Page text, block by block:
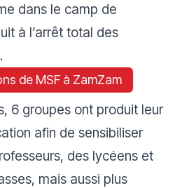
dans le camp de
à l’arrêt total des
de MSF à ZamZam
6 groupes ont produit leur
afin de sensibiliser
des lycéens et
mais aussi plus